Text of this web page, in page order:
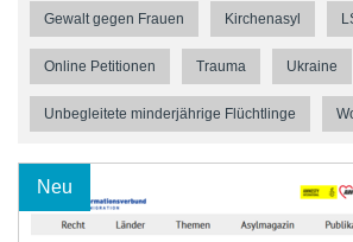
Gewalt gegen Frauen Kirchenasyl
Online Petitionen Trauma Ukraine
Unbegleitete minderjährige Flüchtlinge
Neu